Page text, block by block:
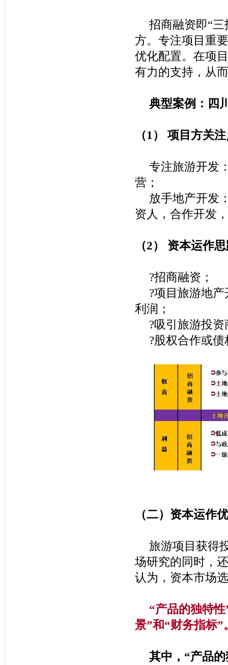
招商融资即“三
方。专注项目重
优化配置。在项
有力的支持，从
典型案例：四
（1 ） 项目方关
专注旅游开发
营；
放手地产开发
资人，合作开发
（2） 资本运作
?招商融资；
?项目旅游地
利润；
?吸引旅游投
?股权合作或
（二）资本运作
旅游项目获得
场研究的同时，
认为，资本市场
“产品的独特性
景”和“财务指标”
其中， “产品